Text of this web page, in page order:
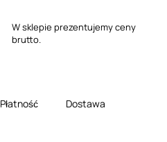
W sklepie prezentujemy ceny
brutto.
Płatność Dostawa